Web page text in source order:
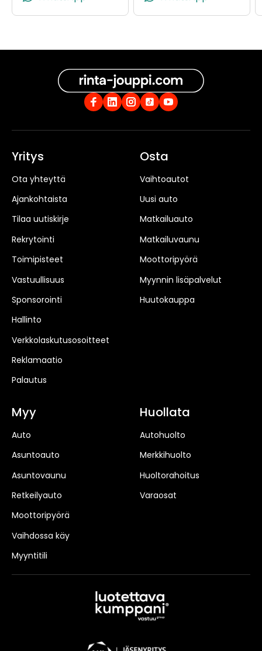
Yritys
Ota yhteyttä
Ajankohtaista
Tilaa uutiskirje
Rekrytointi
Toimipisteet
Vastuullisuus
Sponsorointi
Hallinto
Verkkolaskutusosoitteet
Reklamaatio
Palautus
Osta
Vaihtoautot
Uusi auto
Matkailuauto
Matkailuvaunu
Moottoripyörä
Myynnin lisäpalvelut
Huutokauppa
Myy
Auto
Asuntoauto
Asuntovaunu
Retkeilyauto
Moottoripyörä
Vaihdossa käy
Myyntitili
Huollata
Autohuolto
Merkkihuolto
Huoltorahoitus
Varaosat